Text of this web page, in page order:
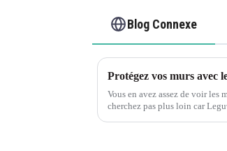
Blog Connexe
Vous en avez assez de voir les
cherchez pas plus loin car